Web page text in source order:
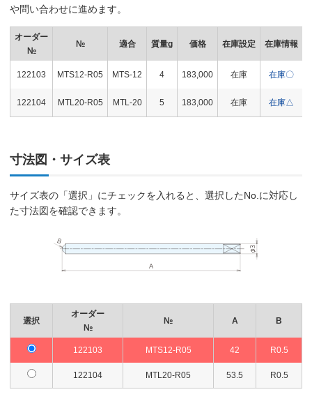
や問い合わせに進めます。
オーダー
№
№ 適合 質量g 価格 在庫設定 在庫情報
122103 MTS12-R05 MTS-12 4 183,000 在庫 在庫〇
122104 MTL20-R05 MTL-20 5 183,000 在庫 在庫△
寸法図・サイズ表
サイズ表の「選択」にチェックを入れると、選択したNo.に対応し
た寸法図を確認できます。
選択
オーダー
№
№ A B
122103 MTS12-R05 42 R0.5
122104 MTL20-R05 53.5 R0.5